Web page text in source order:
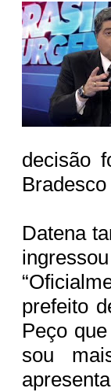
decisão
Datena
prefeito
Peço
sou